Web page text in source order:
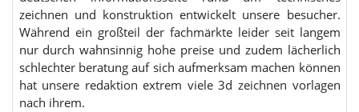
zeichnen und konstruktion entwickelt unsere besucher.
Während ein großteil der fachmärkte leider seit langem
nur durch wahnsinnig hohe preise und zudem lächerlich
schlechter beratung auf sich aufmerksam machen können
hat unsere redaktion extrem viele 3d zeichnen vorlagen
nach ihrem.